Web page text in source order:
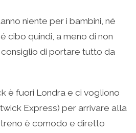
niente per i bambini, né
cibo quindi, a meno di non
di portare tutto da
è fuori Londra e ci vogliono
Express) per arrivare alla
treno è comodo e diretto